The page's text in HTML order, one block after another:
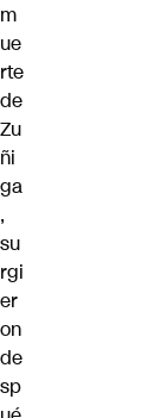
m
ue
rte
de
Zu
ñi
ga
,
su
rgi
er
on
de
sp